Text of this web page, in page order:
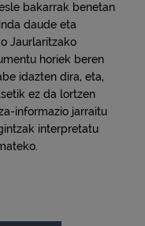
bakarrak benetan
daude eta
Jaurlaritzako
horiek beren
idazten dira, eta,
ez da lortzen
informazio jarraitu
interpretatu